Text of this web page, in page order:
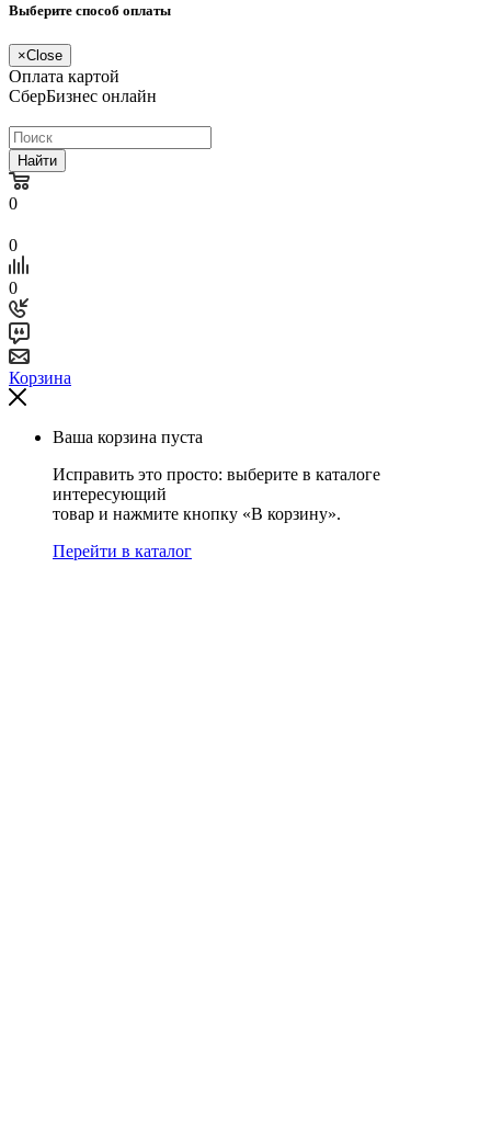
Выберите способ оплаты
×Close
Оплата картой
СберБизнес онлайн
Найти
0
0
0
Корзина
Ваша корзина пуста
Исправить это просто: выберите в каталоге
интересующий
товар и нажмите кнопку «В корзину».
Перейти в каталог